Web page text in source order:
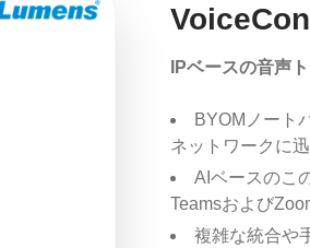
IPベースの音声
BYOMノート
ネットワークに
AIベースのこ
Teamsおよび
複雑な統合や